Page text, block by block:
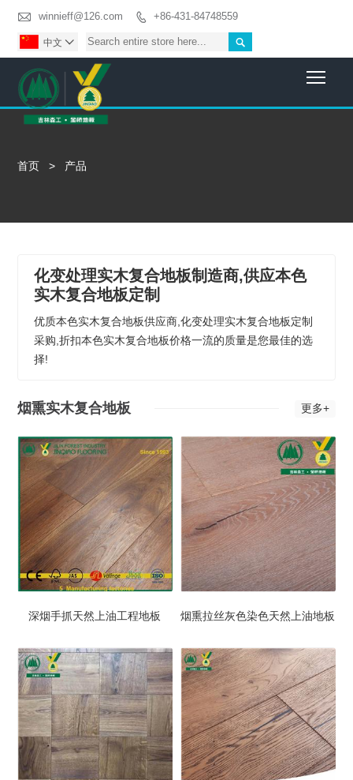
 winnieff@126.com  +86-431-84748559

中文 
首页 > 产品
化变处理实木复合地板制造商,供应本色
实木复合地板定制
优质本色实木复合地板供应商,化变处理实木复合地板定制
采购,折扣本色实木复合地板价格一流的质量是您最佳的选
择!
烟熏实木复合地板 更多+
深烟手抓天然上油工程地板 烟熏拉丝灰色染色天然上油地板